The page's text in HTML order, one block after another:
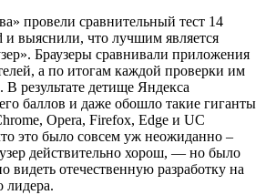
провели сравнительный тест 14
и выяснили, что лучшим является
Браузеры сравнивали приложения
а по итогам каждой проверки им
В результате детище Яндекса
баллов и даже обошло такие гиганты
Opera, Firefox, Edge и UC
это было совсем уж неожиданно –
действительно хорош, — но было
видеть отечественную разработку на
лидера.